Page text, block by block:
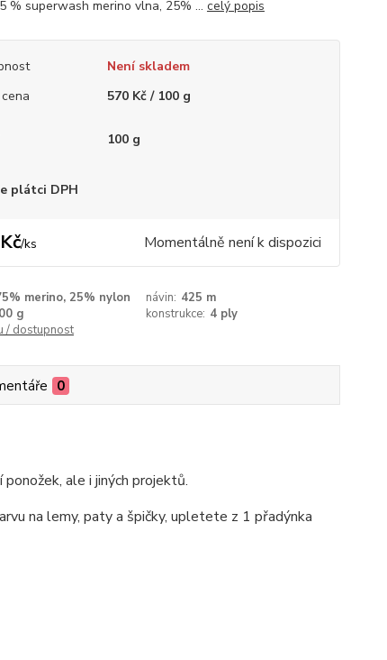
% superwash merino vlna, 25% ... celý popis
Není skladem
570 Kč / 100 g
100 g
plátci DPH
/ks Momentálně není k dispozici
merino, 25% nylon návin: 425 m
g konstrukce: 4 ply
/ dostupnost
0
ale i jiných projektů.
na lemy, paty a špičky, upletete z 1 přadýnka